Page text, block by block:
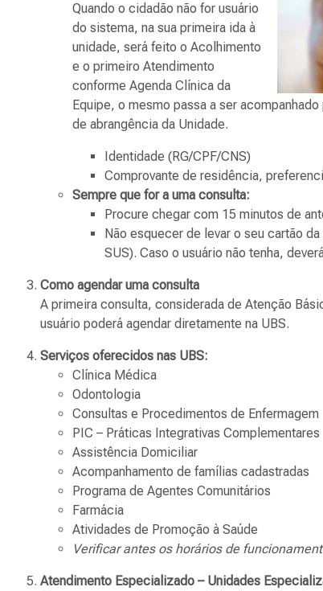
Quando o cidadão não for usuário
do sistema, na sua primeira ida à
unidade, será feito o Acolhimento
e o primeiro Atendimento
conforme Agenda Clínica da
Equipe, o mesmo passa a ser
de abrangência da Unidade.
Identidade (RG/CPF/CNS)
Comprovante de residência,
Sempre que for a uma consulta:
Procure chegar com 15 minutos de
Não esquecer de levar o seu cartão
SUS). Caso o usuário não tenha,
Como agendar uma consulta
A primeira consulta, considerada de Atenção
usuário poderá agendar diretamente na UBS.
Serviços oferecidos nas UBS:
Clínica Médica
Odontologia
Consultas e Procedimentos de Enfermagem
PIC – Práticas Integrativas Complementares
Assistência Domiciliar
Acompanhamento de famílias cadastradas
Programa de Agentes Comunitários
Farmácia
Atividades de Promoção à Saúde
Verificar antes os horários de
Atendimento Especializado – Unidades